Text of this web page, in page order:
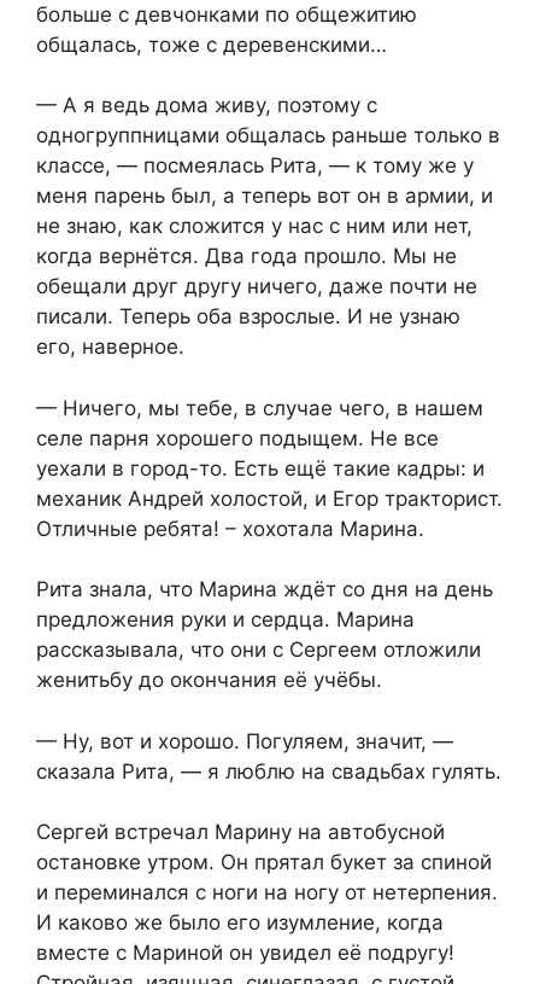
больше с девчонками по общежитию
общалась, тоже с деревенскими…
— А я ведь дома живу, поэтому с
одногруппницами общалась раньше только в
классе, — посмеялась Рита, — к тому же у
меня парень был, а теперь вот он в армии, и
не знаю, как сложится у нас с ним или нет,
когда вернётся. Два года прошло. Мы не
обещали друг другу ничего, даже почти не
писали. Теперь оба взрослые. И не узнаю
его, наверное.
— Ничего, мы тебе, в случае чего, в нашем
селе парня хорошего подыщем. Не все
уехали в город-то. Есть ещё такие кадры: и
механик Андрей холостой, и Егор тракторист.
Отличные ребята! – хохотала Марина.
Рита знала, что Марина ждёт со дня на день
предложения руки и сердца. Марина
рассказывала, что они с Сергеем отложили
женитьбу до окончания её учёбы.
— Ну, вот и хорошо. Погуляем, значит, —
сказала Рита, — я люблю на свадьбах гулять.
Сергей встречал Марину на автобусной
остановке утром. Он прятал букет за спиной
и переминался с ноги на ногу от нетерпения.
И каково же было его изумление, когда
вместе с Мариной он увидел её подругу!